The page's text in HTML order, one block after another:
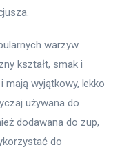
warzyw
kształt, smak i
mają wyjątkowy, lekko
używana do
dodawana do zup,
do